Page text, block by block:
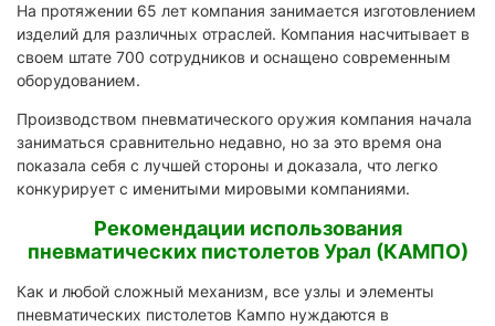
На протяжении 65 лет компания занимается изготовлением
изделий для различных отраслей. Компания насчитывает в
своем штате 700 сотрудников и оснащено современным
оборудованием.
Производством пневматического оружия компания начала
заниматься сравнительно недавно, но за это время она
показала себя с лучшей стороны и доказала, что легко
конкурирует с именитыми мировыми компаниями.
Рекомендации использования
пневматических пистолетов Урал (КАМПО)
Как и любой сложный механизм, все узлы и элементы
пневматических пистолетов Кампо нуждаются в